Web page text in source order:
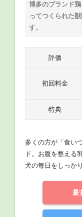
博多のブランド
ってつくられた
す。
評価
初回料金
特典
多くの方が「食い
ド。お腹を整える
犬の毎日をしっか
最